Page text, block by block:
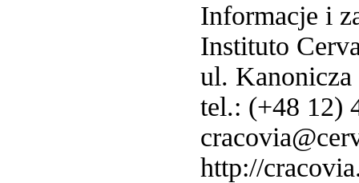
Informacje i
Instituto
ul.
tel.: (+48 12)
http://